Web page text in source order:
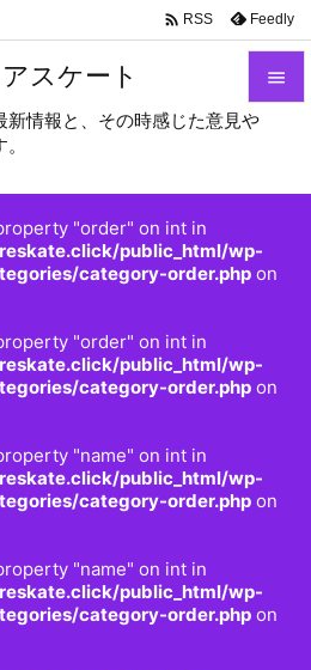
スケート
新情報と、その時感じた意見や
"order" on int in
public_html/wp-
category-order.php on
"order" on int in
public_html/wp-
category-order.php on
"name" on int in
public_html/wp-
category-order.php on
"name" on int in
public_html/wp-
category-order.php on


前へ

 RSS Feedly